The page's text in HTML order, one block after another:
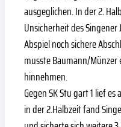
ausgeglichen. In der 2.
Unsicherheit des
Abspiel noch sichere
musste Baumann/Münzer
hinnehmen.
Gegen SK Stu gart 1 lief
in der 2.Halbzeit fand